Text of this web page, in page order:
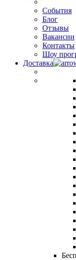
События
Блог
Отзывы
Вакансии
Контакты
Шоу
Доставка